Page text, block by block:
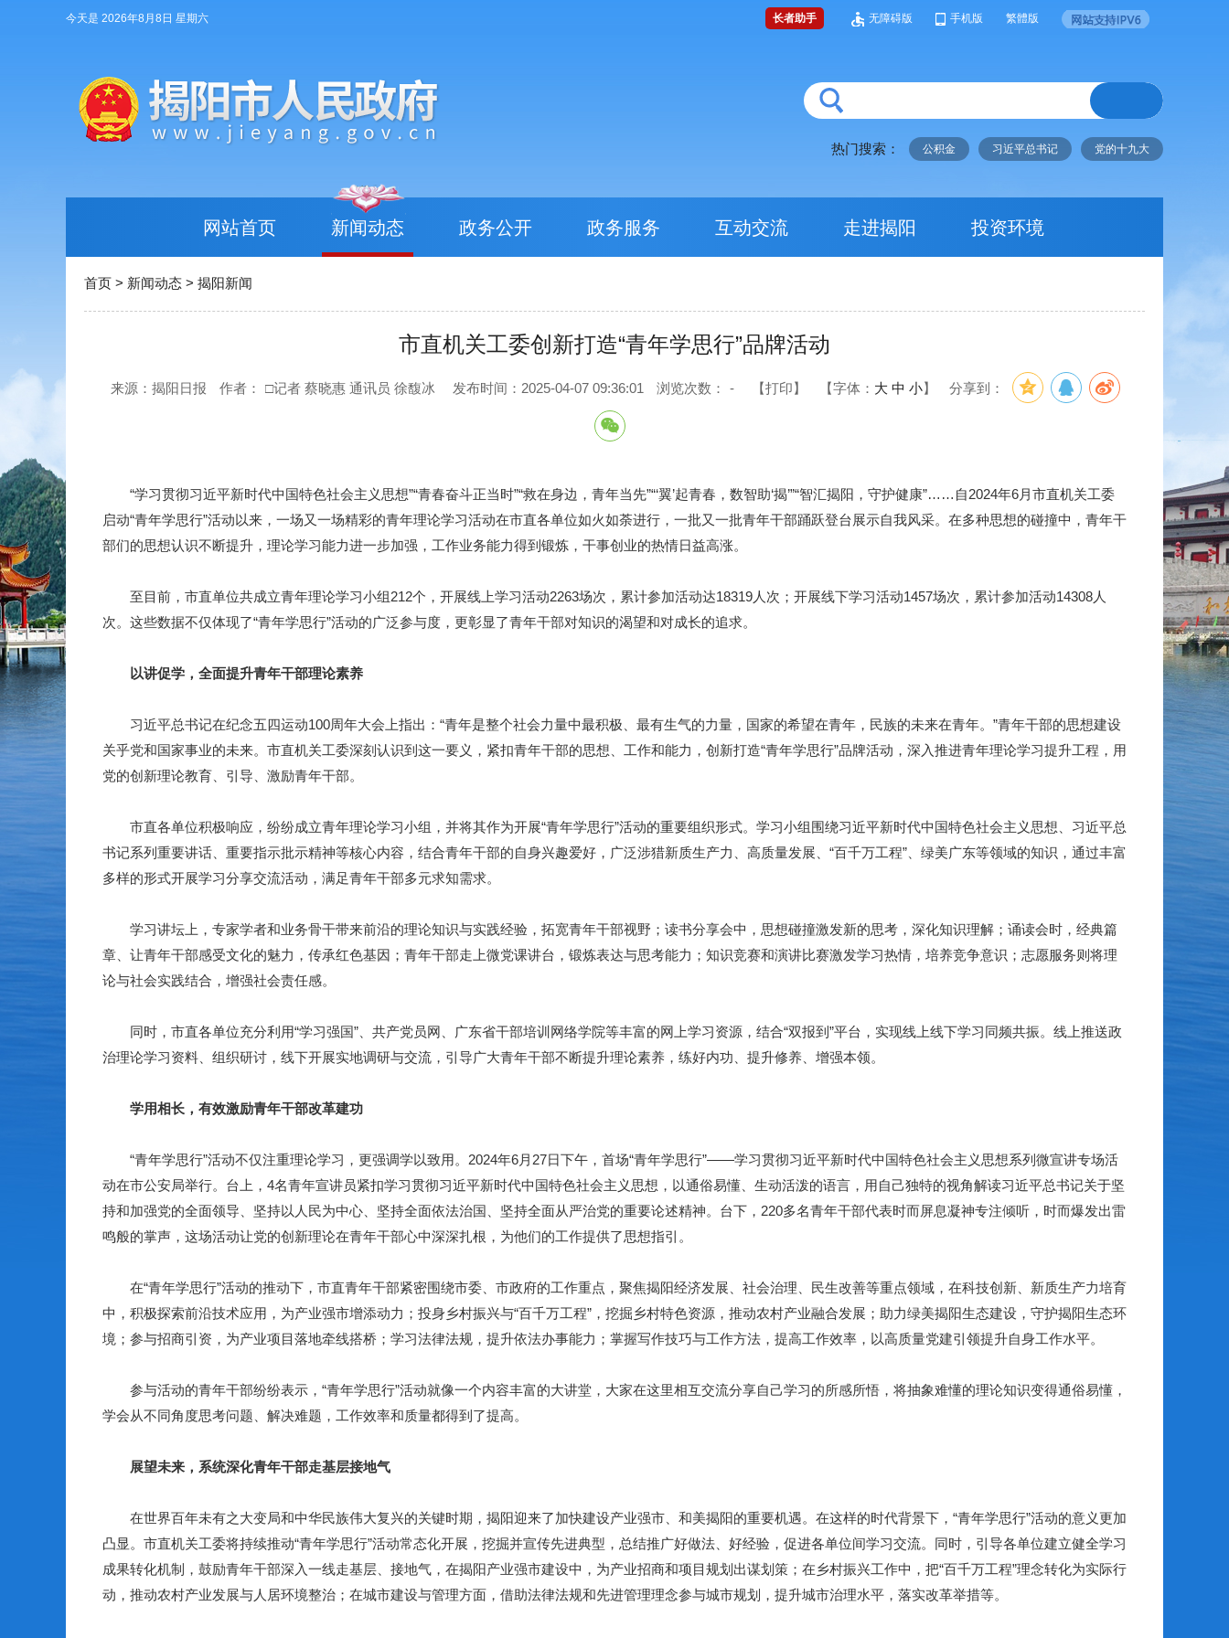
今天是 2026年8月8日 星期六 长者助手 无障碍版 手机版 繁體版
热门搜索： 公积金 习近平总书记 党的十九大
网站首页 新闻动态 政务公开 政务服务 互动交流 走进揭阳 投资环境
首页 > 新闻动态 > 揭阳新闻
市直机关工委创新打造“青年学思行”品牌活动
来源：揭阳日报 作者： □记者 蔡晓惠 通讯员 徐馥冰 发布时间：2025-04-07 09:36:01 浏览次数： - 【打印】 【字体： 大 中 小】 分享到：
“学习贯彻习近平新时代中国特色社会主义思想”“青春奋斗正当时”“救在身边，青年当先”“‘翼’起青春，数智助‘揭’”“智汇揭阳，守护健康”……自2024年6月市直机关工委
启动“青年学思行”活动以来，一场又一场精彩的青年理论学习活动在市直各单位如火如荼进行，一批又一批青年干部踊跃登台展示自我风采。在多种思想的碰撞中，青年干
部们的思想认识不断提升，理论学习能力进一步加强，工作业务能力得到锻炼，干事创业的热情日益高涨。
至目前，市直单位共成立青年理论学习小组212个，开展线上学习活动2263场次，累计参加活动达18319人次；开展线下学习活动1457场次，累计参加活动14308人
次。这些数据不仅体现了“青年学思行”活动的广泛参与度，更彰显了青年干部对知识的渴望和对成长的追求。
以讲促学，全面提升青年干部理论素养
习近平总书记在纪念五四运动100周年大会上指出：“青年是整个社会力量中最积极、最有生气的力量，国家的希望在青年，民族的未来在青年。”青年干部的思想建设
关乎党和国家事业的未来。市直机关工委深刻认识到这一要义，紧扣青年干部的思想、工作和能力，创新打造“青年学思行”品牌活动，深入推进青年理论学习提升工程，用
党的创新理论教育、引导、激励青年干部。
市直各单位积极响应，纷纷成立青年理论学习小组，并将其作为开展“青年学思行”活动的重要组织形式。学习小组围绕习近平新时代中国特色社会主义思想、习近平总
书记系列重要讲话、重要指示批示精神等核心内容，结合青年干部的自身兴趣爱好，广泛涉猎新质生产力、高质量发展、“百千万工程”、绿美广东等领域的知识，通过丰富
多样的形式开展学习分享交流活动，满足青年干部多元求知需求。
学习讲坛上，专家学者和业务骨干带来前沿的理论知识与实践经验，拓宽青年干部视野；读书分享会中，思想碰撞激发新的思考，深化知识理解；诵读会时，经典篇
章、让青年干部感受文化的魅力，传承红色基因；青年干部走上微党课讲台，锻炼表达与思考能力；知识竞赛和演讲比赛激发学习热情，培养竞争意识；志愿服务则将理
论与社会实践结合，增强社会责任感。
同时，市直各单位充分利用“学习强国”、共产党员网、广东省干部培训网络学院等丰富的网上学习资源，结合“双报到”平台，实现线上线下学习同频共振。线上推送政
治理论学习资料、组织研讨，线下开展实地调研与交流，引导广大青年干部不断提升理论素养，练好内功、提升修养、增强本领。
学用相长，有效激励青年干部改革建功
“青年学思行”活动不仅注重理论学习，更强调学以致用。2024年6月27日下午，首场“青年学思行”——学习贯彻习近平新时代中国特色社会主义思想系列微宣讲专场活
动在市公安局举行。台上，4名青年宣讲员紧扣学习贯彻习近平新时代中国特色社会主义思想，以通俗易懂、生动活泼的语言，用自己独特的视角解读习近平总书记关于坚
持和加强党的全面领导、坚持以人民为中心、坚持全面依法治国、坚持全面从严治党的重要论述精神。台下，220多名青年干部代表时而屏息凝神专注倾听，时而爆发出雷
鸣般的掌声，这场活动让党的创新理论在青年干部心中深深扎根，为他们的工作提供了思想指引。
在“青年学思行”活动的推动下，市直青年干部紧密围绕市委、市政府的工作重点，聚焦揭阳经济发展、社会治理、民生改善等重点领域，在科技创新、新质生产力培育
中，积极探索前沿技术应用，为产业强市增添动力；投身乡村振兴与“百千万工程”，挖掘乡村特色资源，推动农村产业融合发展；助力绿美揭阳生态建设，守护揭阳生态环
境；参与招商引资，为产业项目落地牵线搭桥；学习法律法规，提升依法办事能力；掌握写作技巧与工作方法，提高工作效率，以高质量党建引领提升自身工作水平。
参与活动的青年干部纷纷表示，“青年学思行”活动就像一个内容丰富的大讲堂，大家在这里相互交流分享自己学习的所感所悟，将抽象难懂的理论知识变得通俗易懂，
学会从不同角度思考问题、解决难题，工作效率和质量都得到了提高。
展望未来，系统深化青年干部走基层接地气
在世界百年未有之大变局和中华民族伟大复兴的关键时期，揭阳迎来了加快建设产业强市、和美揭阳的重要机遇。在这样的时代背景下，“青年学思行”活动的意义更加
凸显。市直机关工委将持续推动“青年学思行”活动常态化开展，挖掘并宣传先进典型，总结推广好做法、好经验，促进各单位间学习交流。同时，引导各单位建立健全学习
成果转化机制，鼓励青年干部深入一线走基层、接地气，在揭阳产业强市建设中，为产业招商和项目规划出谋划策；在乡村振兴工作中，把“百千万工程”理念转化为实际行
动，推动农村产业发展与人居环境整治；在城市建设与管理方面，借助法律法规和先进管理理念参与城市规划，提升城市治理水平，落实改革举措等。